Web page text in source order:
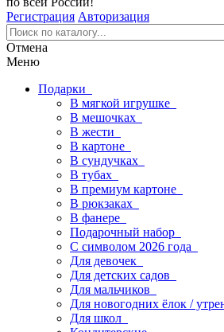
Регистрация Авторизация
Отмена
Меню
Подарки
В мягкой игрушке
В мешочках
В жести
В картоне
В сундучках
В тубах
В премиум картоне
В рюкзаках
В фанере
Подарочный набор
С символом 2026 года
Для девочек
Для детских садов
Для мальчиков
Для новогодних ёлок /
Для школ